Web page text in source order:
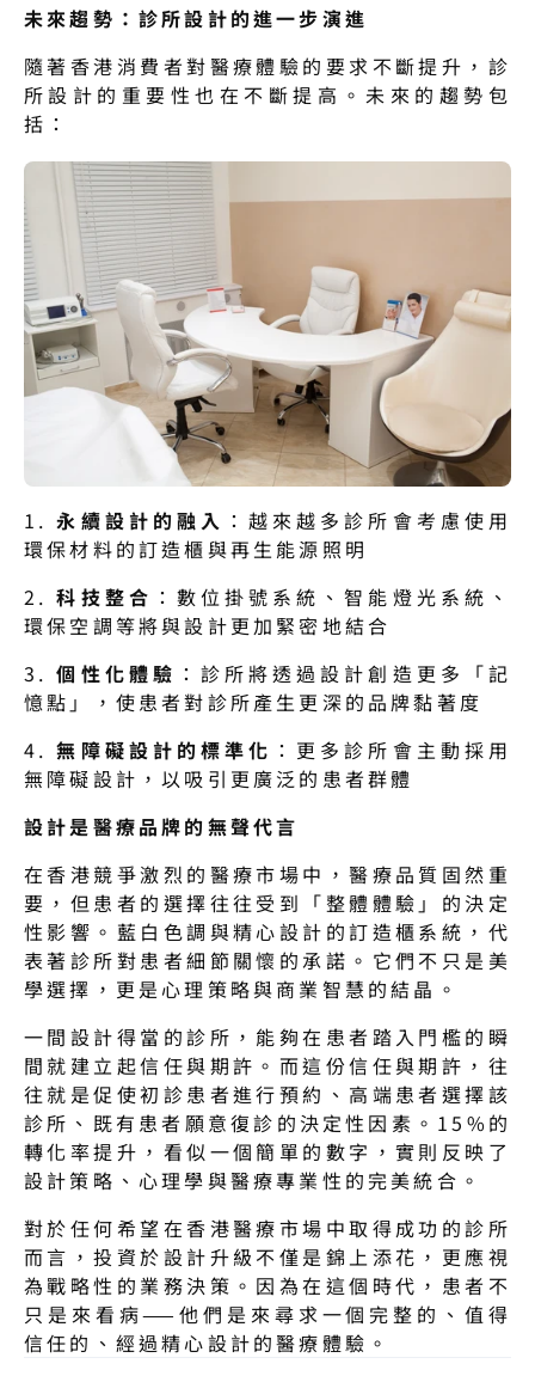
未來趨勢：診所設計的進一步演進
隨著香港消費者對醫療體驗的要求不斷提升，診
所設計的重要性也在不斷提高。未來的趨勢包
括：
1. 永續設計的融入 ：越來越多診所會考慮使用
環保材料的訂造櫃與再生能源照明
2. 科技整合 ：數位掛號系統、智能燈光系統、
環保空調等將與設計更加緊密地結合
3. 個性化體驗 ：診所將透過設計創造更多「記
憶點」，使患者對診所產生更深的品牌黏著度
4. 無障礙設計的標準化 ：更多診所會主動採用
無障礙設計，以吸引更廣泛的患者群體
設計是醫療品牌的無聲代言
在香港競爭激烈的醫療市場中，醫療品質固然重
要，但患者的選擇往往受到「整體體驗」的決定
性影響。藍白色調與精心設計的訂造櫃系統，代
表著診所對患者細節關懷的承諾。它們不只是美
學選擇，更是心理策略與商業智慧的結晶。
一間設計得當的診所，能夠在患者踏入門檻的瞬
間就建立起信任與期許。而這份信任與期許，往
往就是促使初診患者進行預約、高端患者選擇該
診所、既有患者願意復診的決定性因素。15%的
轉化率提升，看似一個簡單的數字，實則反映了
設計策略、心理學與醫療專業性的完美統合。
對於任何希望在香港醫療市場中取得成功的診所
而言，投資於設計升級不僅是錦上添花，更應視
為戰略性的業務決策。因為在這個時代，患者不
只是來看病——他們是來尋求一個完整的、值得
信任的、經過精心設計的醫療體驗。